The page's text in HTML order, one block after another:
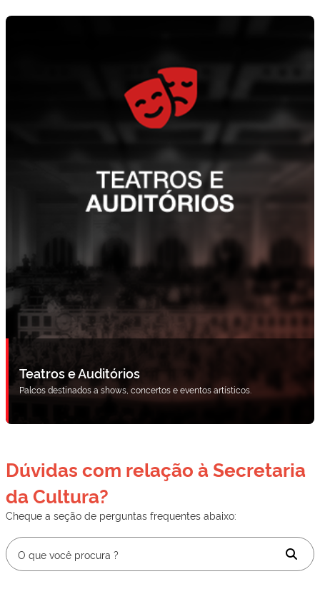
Teatros e Auditórios
Palcos destinados a shows, concertos e eventos artísticos.
Dúvidas com relação à Secretaria
da Cultura?
Cheque a seção de perguntas frequentes abaixo: